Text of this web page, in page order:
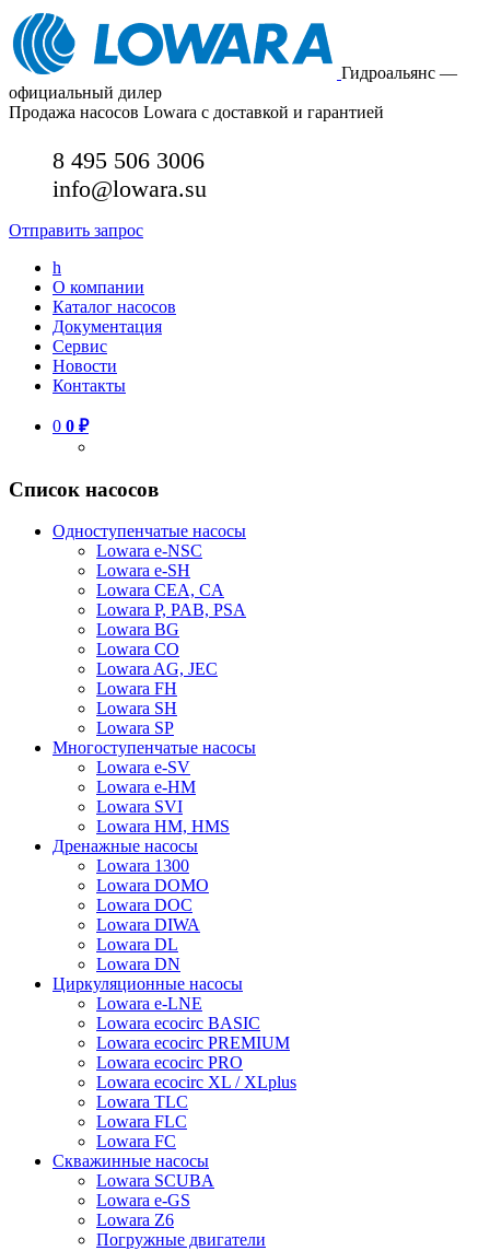
Гидроальянс —
официальный дилер
Продажа насосов Lowara с доставкой и гарантией
8 495 506 3006
info@lowara.su
Отправить запрос
h
О компании
Каталог насосов
Документация
Сервис
Новости
Контакты
0 0 ₽
Список насосов
Одноступенчатые насосы
Lowara e-NSC
Lowara e-SH
Lowara CEA, CA
Lowara P, PAB, PSA
Lowara BG
Lowara CO
Lowara AG, JEC
Lowara FH
Lowara SH
Lowara SP
Многоступенчатые насосы
Lowara e-SV
Lowara e-HM
Lowara SVI
Lowara HM, HMS
Дренажные насосы
Lowara 1300
Lowara DOMO
Lowara DOC
Lowara DIWA
Lowara DL
Lowara DN
Циркуляционные насосы
Lowara e-LNE
Lowara ecocirc BASIC
Lowara ecocirc PREMIUM
Lowara ecocirc PRO
Lowara ecocirc XL / XLplus
Lowara TLC
Lowara FLC
Lowara FC
Скважинные насосы
Lowara SCUBA
Lowara e-GS
Lowara Z6
Погружные двигатели